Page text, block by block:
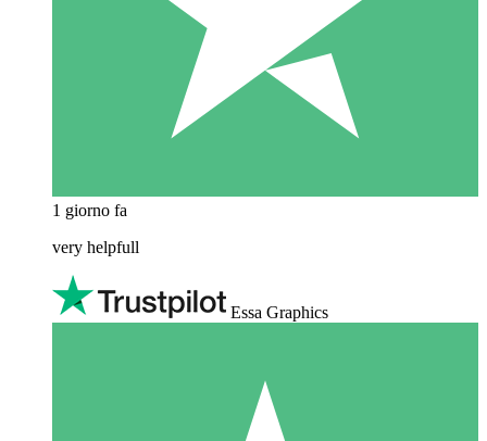
1 giorno fa
very helpfull
Essa Graphics